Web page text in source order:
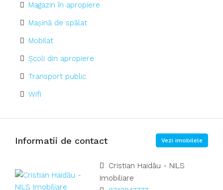
Magazin în apropiere
Mașină de spălat
Mobilat
Școli din apropiere
Transport public
Wifi
Informatii de contact Vezi imobilele
Cristian Haidău - NILS
Imobiliare